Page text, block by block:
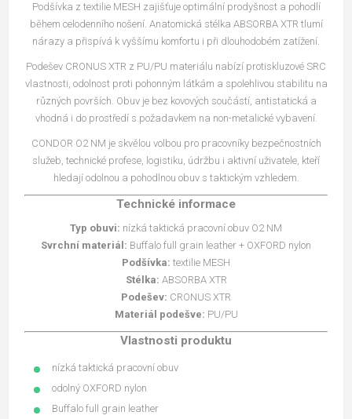
Podšívka z textilie MESH zajišťuje optimální prodyšnost a pohodlí
během celodenního nošení. Anatomická stélka ABSORBA XTR tlumí
nárazy a přispívá k vyššímu komfortu i při dlouhodobém zatížení.
Podešev CRONUS XTR z PU/PU materiálu nabízí protiskluzové SRC
vlastnosti, odolnost proti pohonným látkám a spolehlivou stabilitu na
různých površích. Obuv je bez kovových součástí, antistatická a
vhodná i do prostředí s požadavkem na non-metalické vybavení.
CONDOR O2 NM je skvělou volbou pro pracovníky bezpečnostních
služeb, technické profese, logistiku, údržbu i aktivní uživatele, kteří
hledají odolnou a pohodlnou obuv s taktickým vzhledem.
Technické informace
Typ obuvi: nízká taktická pracovní obuv O2 NM
Svrchní materiál: Buffalo full grain leather + OXFORD nylon
Podšívka: textilie MESH
Stélka: ABSORBA XTR
Podešev: CRONUS XTR
Materiál podešve: PU/PU
Vlastnosti produktu
nízká taktická pracovní obuv
odolný OXFORD nylon
Buffalo full grain leather